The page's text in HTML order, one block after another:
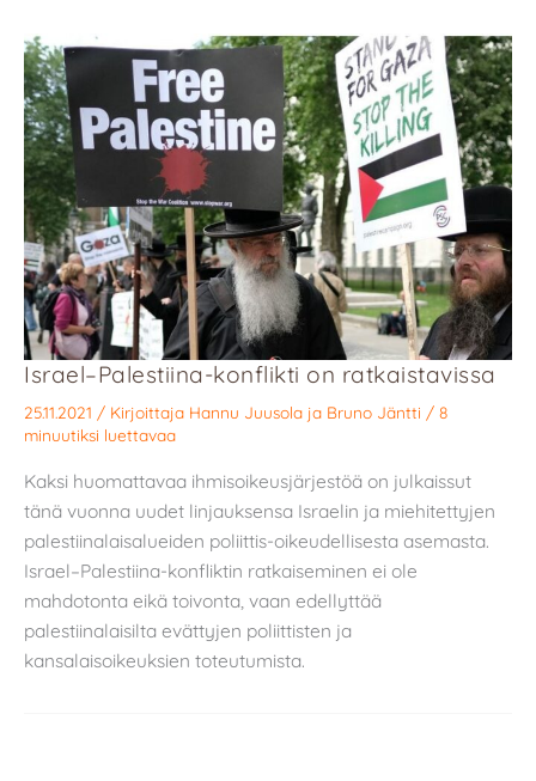
Israel–Palestiina-konflikti on ratkaistavissa
25.11.2021 / Kirjoittaja Hannu Juusola ja Bruno Jäntti / 8
minuutiksi luettavaa
Kaksi huomattavaa ihmisoikeusjärjestöä on julkaissut
tänä vuonna uudet linjauksensa Israelin ja miehitettyjen
palestiinalaisalueiden poliittis-oikeudellisesta asemasta.
Israel–Palestiina-konfliktin ratkaiseminen ei ole
mahdotonta eikä toivonta, vaan edellyttää
palestiinalaisilta evättyjen poliittisten ja
kansalaisoikeuksien toteutumista.